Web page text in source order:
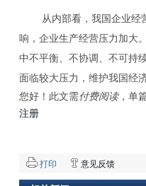
从内部看，我国企业经营
响，企业生产经营压力加大
中不平衡、不协调、不可持
面临较大压力，维护我国经
您好！此文需付费阅读，单
注册
打印 意见反馈